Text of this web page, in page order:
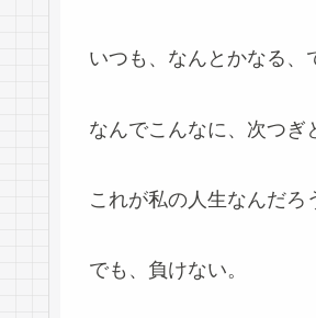
いつも、なんとかなる、
なんでこんなに、次つぎ
これが私の人生なんだろ
でも、負けない。